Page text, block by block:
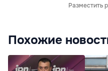
Разместить
Похожие